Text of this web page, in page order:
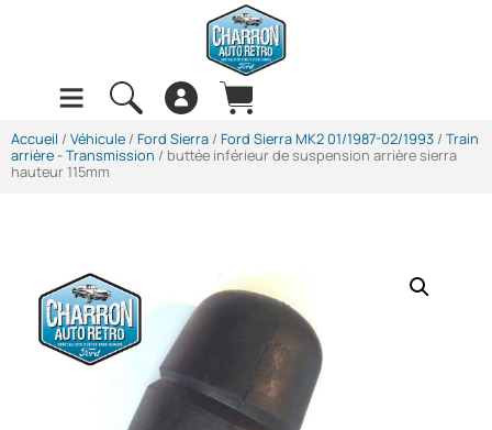
Accueil / Véhicule / Ford Sierra / Ford Sierra MK2 01/1987-02/1993 / Train
arrière - Transmission / buttée inférieur de suspension arrière sierra
hauteur 115mm